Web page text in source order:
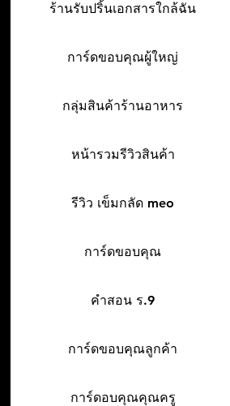
ร้านรับปริ้นเอกสารใกล้ฉัน
การ์ดขอบคุณผู้ใหญ่
กลุ่มสินค้าร้านอาหาร
หน้ารวมรีวิวสินค้า
รีวิว เข็มกลัด meo
การ์ดขอบคุณ
คำสอน ร.9
การ์ดขอบคุณลูกค้า
การ์ดอบคุณคุณครู